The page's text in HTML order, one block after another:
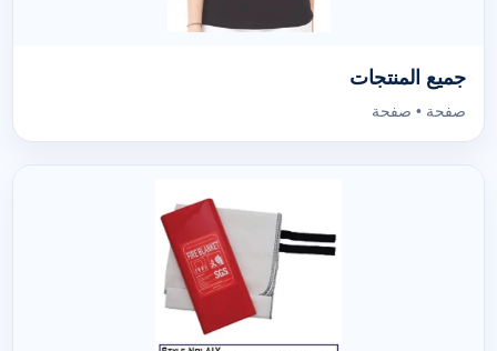
جميع المنتجات
صفحة • صفحة